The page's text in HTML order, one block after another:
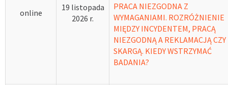
online
19 listopada
2026 r.
PRACA NIEZGODNA Z
WYMAGANIAMI. ROZRÓŻNIENIE
MIĘDZY INCYDENTEM, PRACĄ
NIEZGODNĄ A REKLAMACJĄ CZY
SKARGĄ. KIEDY WSTRZYMAĆ
BADANIA?